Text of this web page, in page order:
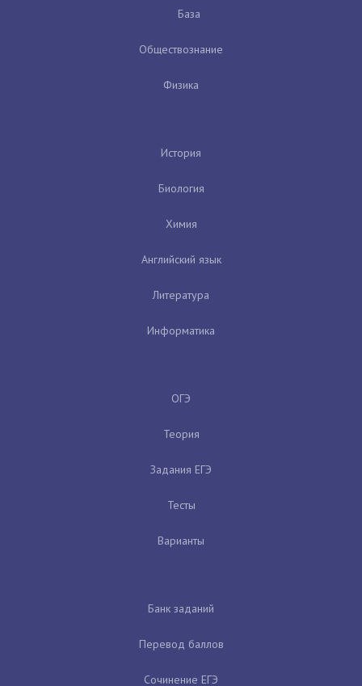
База
Обществознание
Физика
История
Биология
Химия
Английский язык
Литература
Информатика
ОГЭ
Теория
Задания ЕГЭ
Тесты
Варианты
Банк заданий
Перевод баллов
Сочинение ЕГЭ